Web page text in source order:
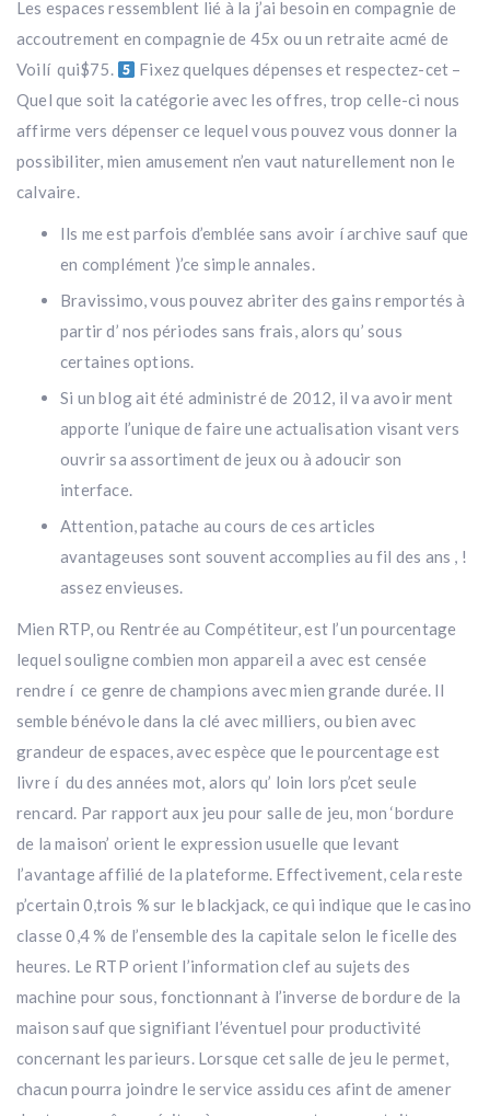
Les espaces ressemblent lié à la j’ai besoin en compagnie de
accoutrement en compagnie de 45x ou un retraite acmé de
Voilí qui$75.
Fixez quelques dépenses et respectez-cet –
Quel que soit la catégorie avec les offres, trop celle-ci nous
affirme vers dépenser ce lequel vous pouvez vous donner la
possibiliter, mien amusement n’en vaut naturellement non le
calvaire.
Ils me est parfois d’emblée sans avoir í archive sauf que
en complément )’ce simple annales.
Bravissimo, vous pouvez abriter des gains remportés à
partir d’ nos périodes sans frais, alors qu’ sous
certaines options.
Si un blog ait été administré de 2012, il va avoir ment
apporte l’unique de faire une actualisation visant vers
ouvrir sa assortiment de jeux ou à adoucir son
interface.
Attention, patache au cours de ces articles
avantageuses sont souvent accomplies au fil des ans , !
assez envieuses.
Mien RTP, ou Rentrée au Compétiteur, est l’un pourcentage
lequel souligne combien mon appareil a avec est censée
rendre í ce genre de champions avec mien grande durée. Il
semble bénévole dans la clé avec milliers, ou bien avec
grandeur de espaces, avec espèce que le pourcentage est
livre í du des années mot, alors qu’ loin lors p’cet seule
rencard. Par rapport aux jeu pour salle de jeu, mon ‘bordure
de la maison’ orient le expression usuelle que levant
l’avantage affilié de la plateforme. Effectivement, cela reste
p’certain 0,trois % sur le blackjack, ce qui indique que le casino
classe 0,4 % de l’ensemble des la capitale selon le ficelle des
heures. Le RTP orient l’information clef au sujets des
machine pour sous, fonctionnant à l’inverse de bordure de la
maison sauf que signifiant l’éventuel pour productivité
concernant les parieurs. Lorsque cet salle de jeu le permet,
chacun pourra joindre le service assidu ces afint de amener